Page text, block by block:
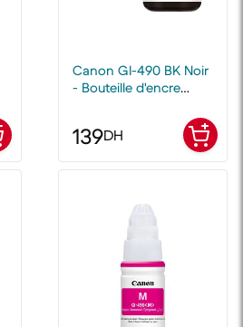
Canon GI-490 BK Noir
- Bouteille d'encre
139DH